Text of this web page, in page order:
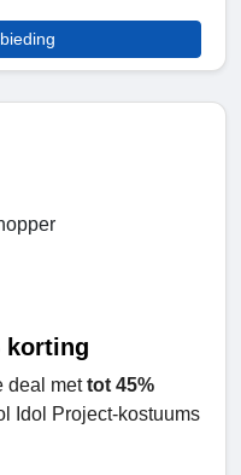
korting
deal mettot 45%
Idol Project-kostuums